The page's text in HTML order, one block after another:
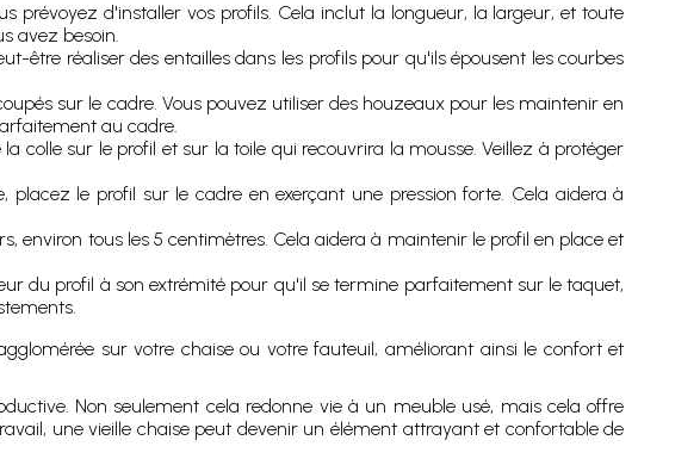
prévoyez d'installer vos profils. Cela inclut la longueur, la largeur, et toute
avez besoin.
être réaliser des entailles dans les profils pour qu'ils épousent les courbes
sur le cadre. Vous pouvez utiliser des houzeaux pour les maintenir en
au cadre.
colle sur le profil et sur la toile qui recouvrira la mousse. Veillez à protéger
le profil sur le cadre en exerçant une pression forte. Cela aidera à
environ tous les 5 centimètres. Cela aidera à maintenir le profil en place et
du profil à son extrémité pour qu'il se termine parfaitement sur le taquet,
sur votre chaise ou votre fauteuil, améliorant ainsi le confort et
Non seulement cela redonne vie à un meuble usé, mais cela offre
une vieille chaise peut devenir un élément attrayant et confortable de